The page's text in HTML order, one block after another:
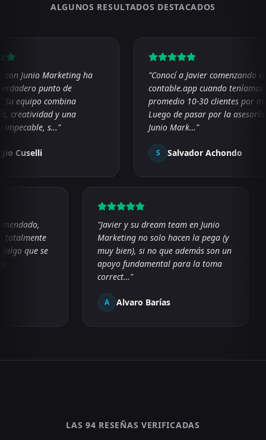
ALGUNOS RESULTADOS DESTACADOS
con Junio Marketing ha
punto de
Su equipo combina
creatividad y una
impecable, s…
Cuselli
"Conocí a Javier comenzando
contable.app cuando
promedio 10-30 clientes por
Luego de pasar por la
Junio Mark…
Salvador Achondo
que se
Javier y su dream team en Junio
Marketing no solo hacen la pega (y
muy bien), si no que además son un
apoyo fundamental para la toma
correct…"
A Alvaro Barías
LAS94 RESEÑAS VERIFICADAS